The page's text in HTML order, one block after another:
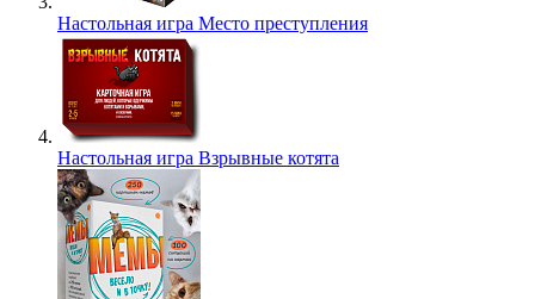
Настольная игра Место преступления
Настольная игра Взрывные котята